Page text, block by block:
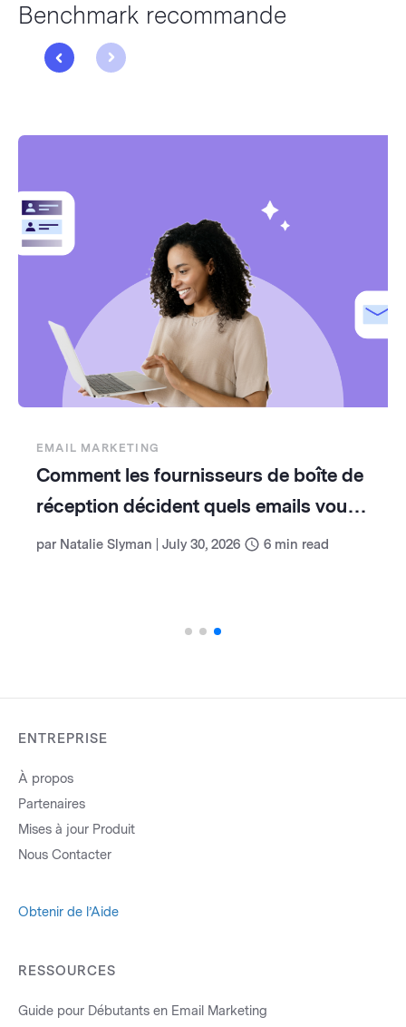
Benchmark recommande
EMAIL MARKETING
Pourquoi et comment réengager vos
contacts email
parBenchmark Team |August 6, 2026 5 min read
ENTREPRISE
À propos
Partenaires
Mises à jour Produit
Nous Contacter
Obtenir de l’Aide
RESSOURCES
Guide pour Débutants en Email Marketing